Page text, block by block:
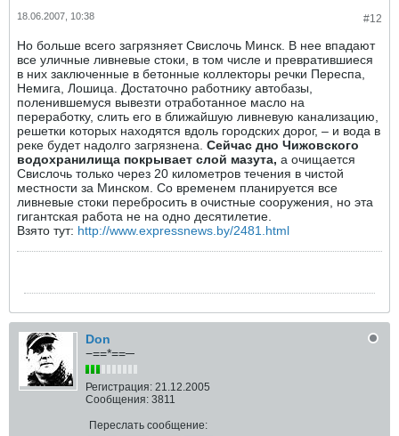
#12
18.06.2007, 10:38
Но больше всего загрязняет Свислочь Минск. В нее впадают
все уличные ливневые стоки, в том числе и превратившиеся
в них заключенные в бетонные коллекторы речки Переспа,
Немига, Лошица. Достаточно работнику автобазы,
поленившемуся вывезти отработанное масло на
переработку, слить его в ближайшую ливневую канализацию,
решетки которых находятся вдоль городских дорог, – и вода в
реке будет надолго загрязнена. Сейчас дно Чижовского
водохранилища покрывает слой мазута, а очищается
Свислочь только через 20 километров течения в чистой
местности за Минском. Со временем планируется все
ливневые стоки перебросить в очистные сооружения, но эта
гигантская работа не на одно десятилетие.
Взято тут: http://www.expressnews.by/2481.html
Don
−==*==─
Регистрация: 21.12.2005
Сообщения: 3811
Переслать сообщение: